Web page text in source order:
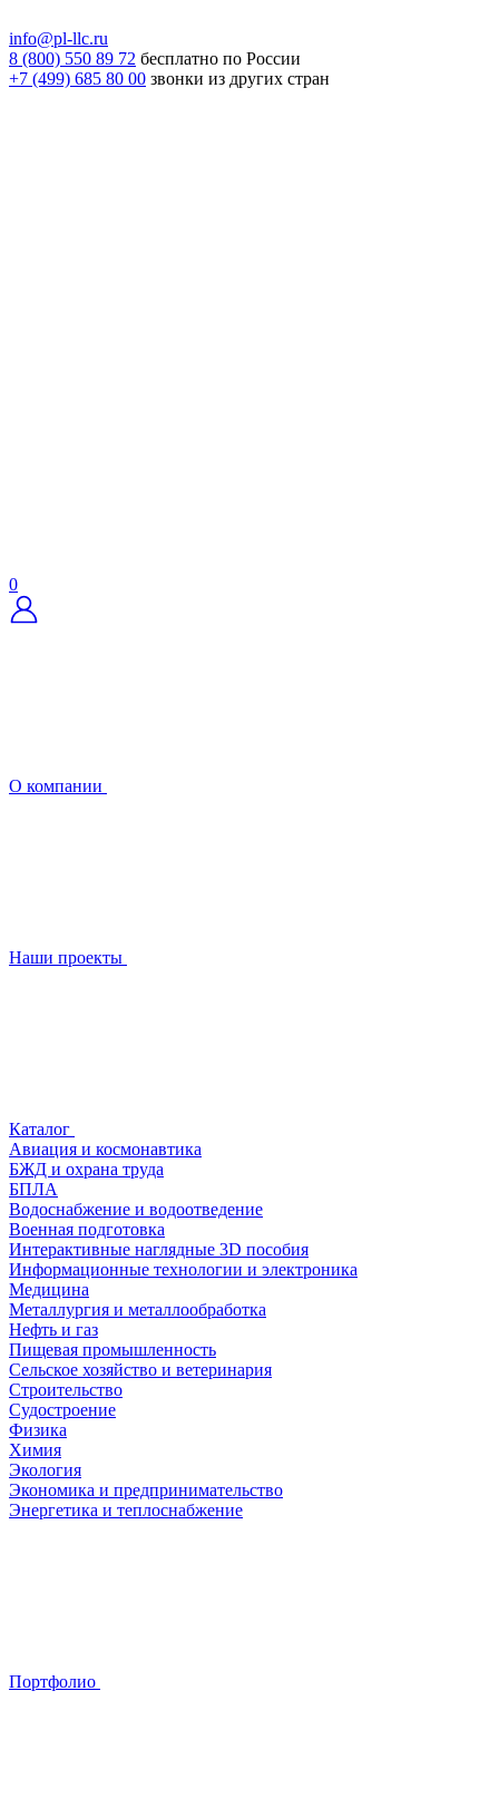
info@pl-llc.ru
8 (800) 550 89 72 бесплатно по России
+7 (499) 685 80 00 звонки из других стран
0
О компании
Наши проекты
Каталог
Авиация и космонавтика
БЖД и охрана труда
БПЛА
Водоснабжение и водоотведение
Военная подготовка
Интерактивные наглядные 3D пособия
Информационные технологии и электроника
Медицина
Металлургия и металлообработка
Нефть и газ
Пищевая промышленность
Сельское хозяйство и ветеринария
Строительство
Судостроение
Физика
Химия
Экология
Экономика и предпринимательство
Энергетика и теплоснабжение
Портфолио